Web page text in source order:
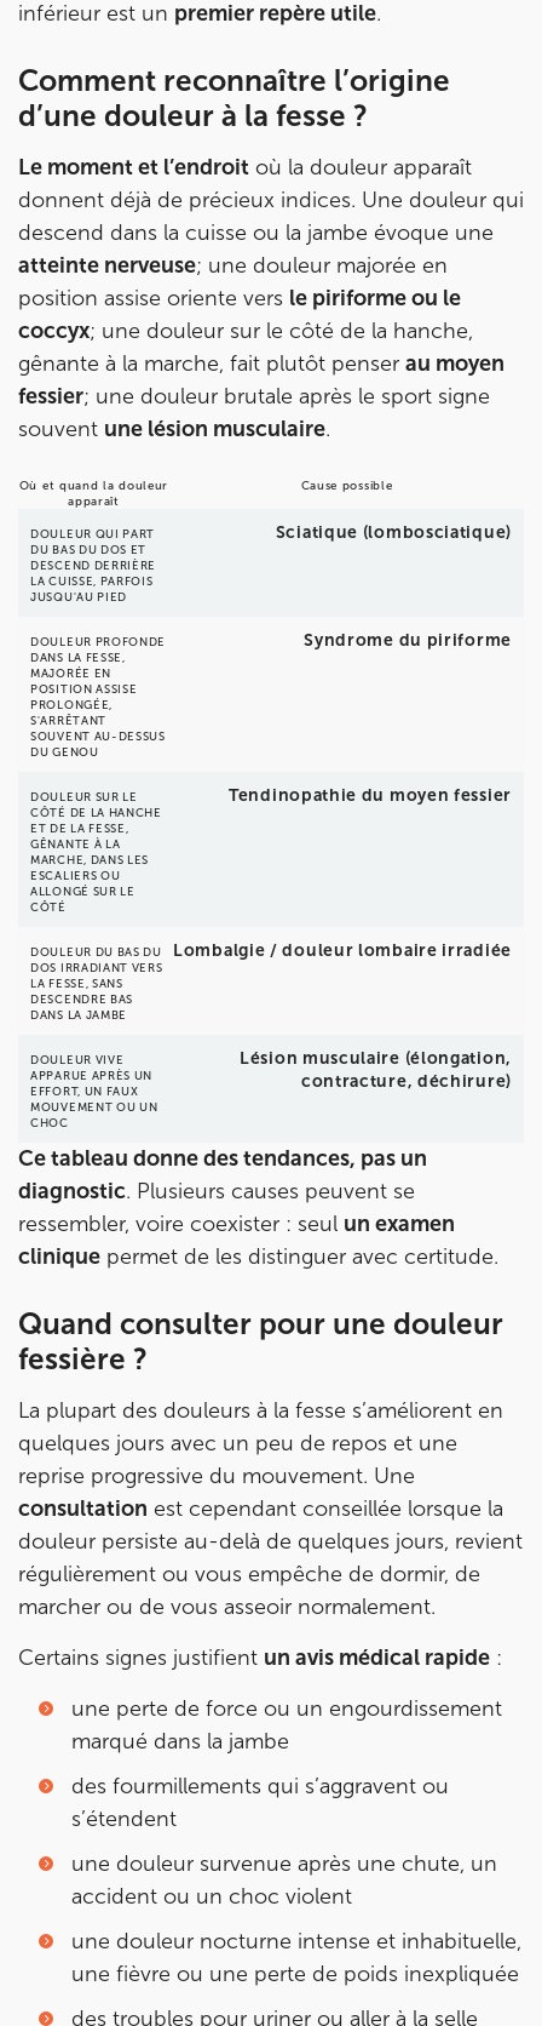
inférieur est un premier repère utile.
Comment reconnaître l’origine
d’une douleur à la fesse ?
Le moment et l’endroit où la douleur apparaît
donnent déjà de précieux indices. Une douleur qui
descend dans la cuisse ou la jambe évoque une
atteinte nerveuse; une douleur majorée en
position assise oriente vers le piriforme ou le
coccyx; une douleur sur le côté de la hanche,
gênante à la marche, fait plutôt penser au moyen
fessier; une douleur brutale après le sport signe
souvent une lésion musculaire.
Où et quand la douleur
apparaît
Cause possible
DOULEUR QUI PART
DU BAS DU DOS ET
DESCEND DERRIÈRE
LA CUISSE, PARFOIS
JUSQU'AU PIED
Sciatique (lombosciatique)
DOULEUR PROFONDE
DANS LA FESSE,
MAJORÉE EN
POSITION ASSISE
PROLONGÉE,
S'ARRÊTANT
SOUVENT AU-DESSUS
DU GENOU
Syndrome du piriforme
DOULEUR SUR LE
CÔTÉ DE LA HANCHE
ET DE LA FESSE,
GÊNANTE À LA
MARCHE, DANS LES
ESCALIERS OU
ALLONGÉ SUR LE
CÔTÉ
Tendinopathie du moyen fessier
DOULEUR DU BAS DU
DOS IRRADIANT VERS
LA FESSE, SANS
DESCENDRE BAS
DANS LA JAMBE
Lombalgie / douleur lombaire irradiée
DOULEUR VIVE
APPARUE APRÈS UN
EFFORT, UN FAUX
MOUVEMENT OU UN
CHOC
Lésion musculaire (élongation,
contracture, déchirure)
Ce tableau donne des tendances, pas un
diagnostic. Plusieurs causes peuvent se
ressembler, voire coexister : seul un examen
clinique permet de les distinguer avec certitude.
Quand consulter pour une douleur
fessière ?
La plupart des douleurs à la fesse s’améliorent en
quelques jours avec un peu de repos et une
reprise progressive du mouvement. Une
consultation est cependant conseillée lorsque la
douleur persiste au-delà de quelques jours, revient
régulièrement ou vous empêche de dormir, de
marcher ou de vous asseoir normalement.
Certains signes justifient un avis médical rapide :
une perte de force ou un engourdissement
marqué dans la jambe
des fourmillements qui s’aggravent ou
s’étendent
une douleur survenue après une chute, un
accident ou un choc violent
une douleur nocturne intense et inhabituelle,
une fièvre ou une perte de poids inexpliquée
des troubles pour uriner ou aller à la selle
Prenez RDV sur
IK MORANGIS
85 Av. de Balzac 91420 Morangis
85 Av. de Balzac 91420 Morangis
01 64 48 35 84
Prenez RDV sur
Prenez RDV sur
IK MEUDON
8 Rue de Paris 92190 Meudon
Prenez RDV sur